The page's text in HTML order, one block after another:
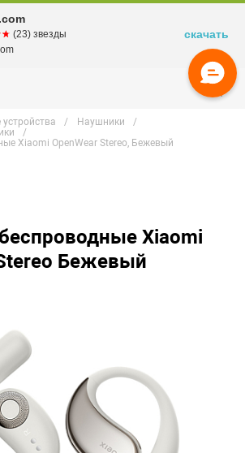
Наушники
Xiaomi OpenWear Stereo, Бежевый
Xiaomi
Бежевый
(23) звезды
скачать